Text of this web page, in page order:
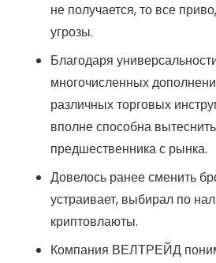
не получается, то все
угрозы.
Благодаря
многочисленных
различных торговых
вполне способна
предшественника с рынка.
Довелось ранее сменить
устраивает, выбирал по
криптовлаюты.
Компания ВЕЛТРЕЙД